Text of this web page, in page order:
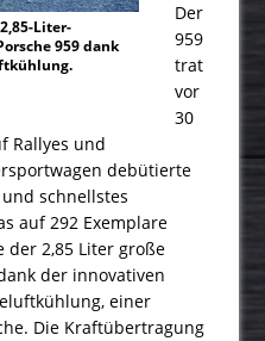
Liter-
959 dank
Der
959
trat
vor
30
Rallyes und
debütierte
schnellstes
auf 292 Exemplare
der 2,85 Liter große
der innovativen
einer
Die Kraftübertragung